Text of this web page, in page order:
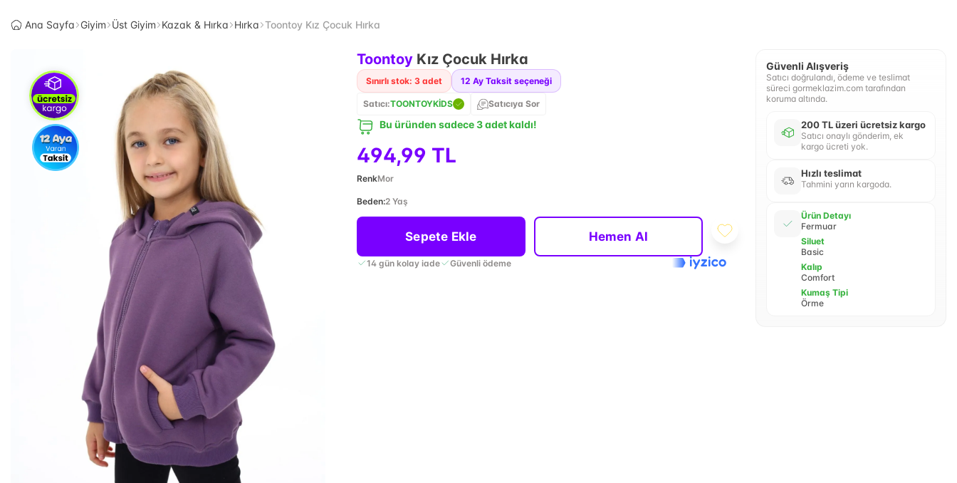
Ana Sayfa Giyim Üst Giyim Kazak & Hırka Hırka Toontoy Kız Çocuk Hırka
Toontoy Kız Çocuk Hırka
Sınırlı stok: 3 adet 12 Ay Taksit seçeneği
Satıcı:TOONTOYKİDS Satıcıya Sor
Bu üründen sadece 3 adet kaldı!
494,99 TL
RenkMor
Beden:2 Yaş
Sepete Ekle Hemen Al
14 gün kolay iade Güvenli ödeme
Güvenli Alışveriş
Satıcı doğrulandı, ödeme ve teslimat
süreci gormeklazim.com tarafından
koruma altında.
200 TL üzeri ücretsiz kargo
Satıcı onaylı gönderim, ek
kargo ücreti yok.
Hızlı teslimat
Tahmini yarın kargoda.
Ürün Detayı
Fermuar
Siluet
Basic
Kalıp
Comfort
Kumaş Tipi
Örme